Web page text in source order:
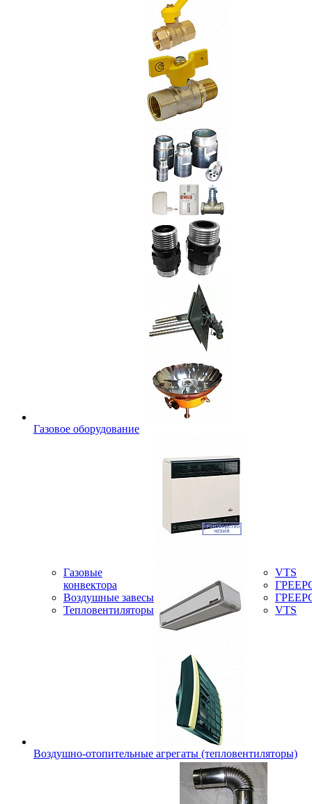
Газовое оборудование
Газовые
конвектора
Воздушные завесы
Тепловентиляторы
VTS
VTS
Воздушно-отопительные агрегаты (тепловентиляторы)